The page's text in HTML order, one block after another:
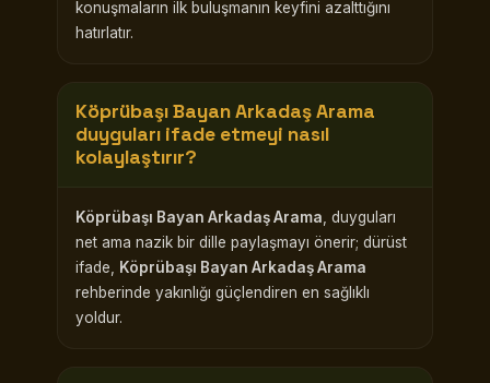
konuşmaların ilk buluşmanın keyfini azalttığını
hatırlatır.
Köprübaşı Bayan Arkadaş Arama
duyguları ifade etmeyi nasıl
kolaylaştırır?
Köprübaşı Bayan Arkadaş Arama , duyguları
net ama nazik bir dille paylaşmayı önerir; dürüst
ifade,
Köprübaşı Bayan Arkadaş Arama
rehberinde yakınlığı güçlendiren en sağlıklı
yoldur.